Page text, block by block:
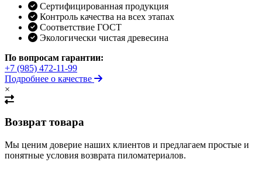
Сертифицированная продукция
Контроль качества на всех этапах
Соответствие ГОСТ
Экологически чистая древесина
По вопросам гарантии:
+7 (985) 472-11-99
Подробнее о качестве
×
Возврат товара
Мы ценим доверие наших клиентов и предлагаем простые и
понятные условия возврата пиломатериалов.